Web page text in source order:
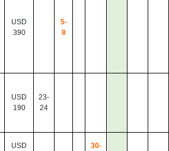
USD
390
5-
8
USD
190
23-
24
USD
30-